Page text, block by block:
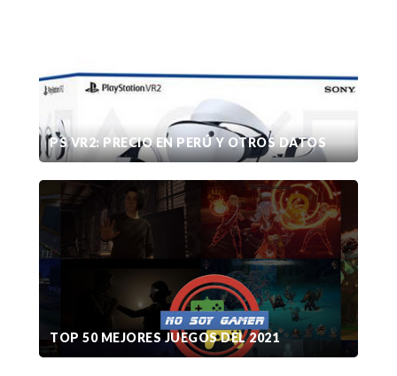
PS VR2: PRECIO EN PERÚ Y OTROS DATOS
TOP 50 MEJORES JUEGOS DEL 2021